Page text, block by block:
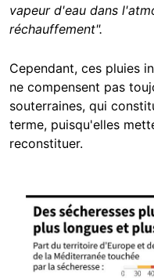
vapeur d'eau dans
réchauffement".
Cependant, ces pluies
ne compensent pas
souterraines, qui
terme, puisqu'elles
reconstituer.
Image